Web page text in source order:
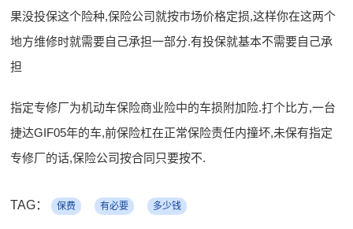
果没投保这个险种,保险公司就按市场价格定损,这样你在这两个
地方维修时就需要自己承担一部分.有投保就基本不需要自己承
担
指定专修厂为机动车保险商业险中的车损附加险.打个比方,一台
捷达GIF05年的车,前保险杠在正常保险责任内撞坏,未保有指定
专修厂的话,保险公司按合同只要按不.
TAG： 保费 有必要 多少钱